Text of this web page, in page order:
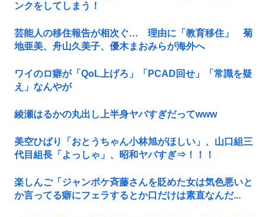
ンクをしてしまう！
芸能人の移住報告が相次ぐ… 理由に「教育移住」 菊
地亜美、舟山久美子、優木まおみらが海外へ
ワイのロ癖が「QoL上げろ」「PCAD回せ」「常識を疑
え」なんやが
綾瀬はるかの丸出し上半身ヤバすぎだってwww
美空ひばり「おとうちゃん小林旭がほしい」、山口組三
代目組長「よっしゃ」、昭和ヤバすぎ⇒！！！
楽しんご「ジャンポケ斉藤さんを貶めた女は気色悪いと
か言ってる癖にフェラするとか口だけは素直なんだ...